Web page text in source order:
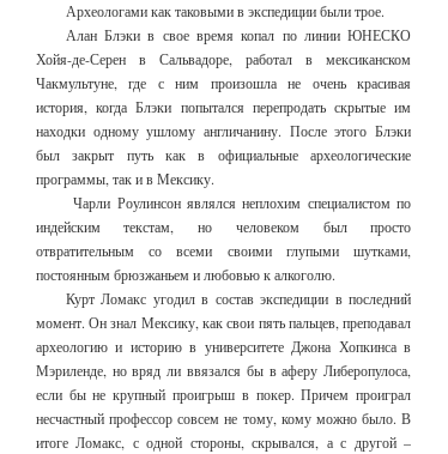
Археологами как таковыми в экспедиции были трое.
Алан Блэки в свое время копал по линии ЮНЕСКО
Хойя-де-Серен в Сальвадоре, работал в мексиканском
Чакмультуне, где с ним произошла не очень красивая
история, когда Блэки попытался перепродать скрытые им
находки одному ушлому англичанину. После этого Блэки
был закрыт путь как в официальные археологические
программы, так и в Мексику.
Чарли Роулинсон являлся неплохим специалистом по
индейским текстам, но человеком был просто
отвратительным со всеми своими глупыми шутками,
постоянным брюзжаньем и любовью к алкоголю.
Курт Ломакс угодил в состав экспедиции в последний
момент. Он знал Мексику, как свои пять пальцев, преподавал
археологию и историю в университете Джона Хопкинса в
Мэриленде, но вряд ли ввязался бы в аферу Либеропулоса,
если бы не крупный проигрыш в покер. Причем проиграл
несчастный профессор совсем не тому, кому можно было. В
итоге Ломакс, с одной стороны, скрывался, а с другой –